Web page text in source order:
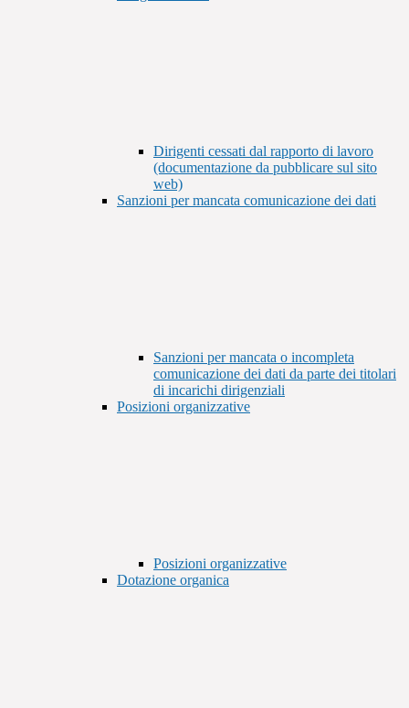
Dirigenti cessati dal rapporto di lavoro
(documentazione da pubblicare sul sito
web)
Sanzioni per mancata comunicazione dei dati
Sanzioni per mancata o incompleta
comunicazione dei dati da parte dei titolari
di incarichi dirigenziali
Posizioni organizzative
Posizioni organizzative
Dotazione organica